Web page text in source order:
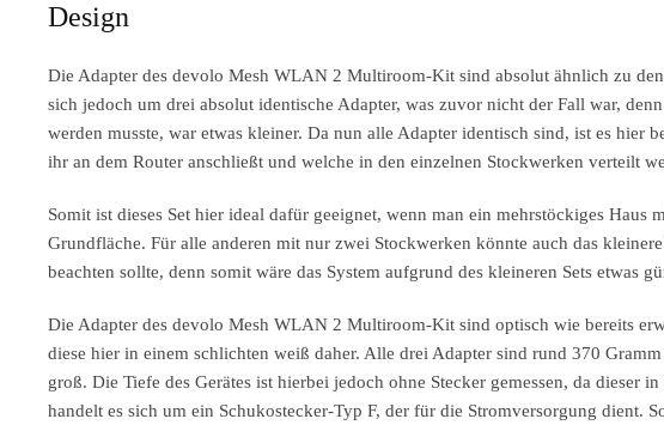
Design
Die Adapter des devolo Mesh WLAN 2 Multiroom-Kit sind absolut ähnlich zu
sich jedoch um drei absolut identische Adapter, was zuvor nicht der Fall war,
werden musste, war etwas kleiner. Da nun alle Adapter identisch sind, ist es
ihr an dem Router anschließt und welche in den einzelnen Stockwerken verteilt
Somit ist dieses Set hier ideal dafür geeignet, wenn man ein mehrstöckiges
Grundfläche. Für alle anderen mit nur zwei Stockwerken könnte auch das
beachten sollte, denn somit wäre das System aufgrund des kleineren Sets etwas
Die Adapter des devolo Mesh WLAN 2 Multiroom-Kit sind optisch wie bereits
diese hier in einem schlichten weiß daher. Alle drei Adapter sind rund 370
groß. Die Tiefe des Gerätes ist hierbei jedoch ohne Stecker gemessen, da dieser
handelt es sich um ein Schukostecker-Typ F, der für die Stromversorgung dient.